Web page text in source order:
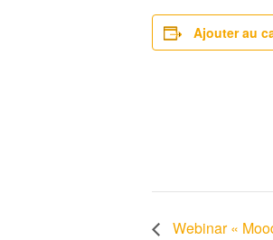
Ajouter au
Webinar «